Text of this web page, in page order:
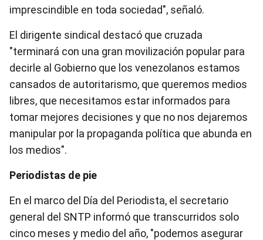
imprescindible en toda sociedad", señaló.
El dirigente sindical destacó que cruzada
"terminará con una gran movilización popular para
decirle al Gobierno que los venezolanos estamos
cansados de autoritarismo, que queremos medios
libres, que necesitamos estar informados para
tomar mejores decisiones y que no nos dejaremos
manipular por la propaganda política que abunda en
los medios".
Periodistas de pie
En el marco del Día del Periodista, el secretario
general del SNTP informó que transcurridos solo
cinco meses y medio del año, "podemos asegurar